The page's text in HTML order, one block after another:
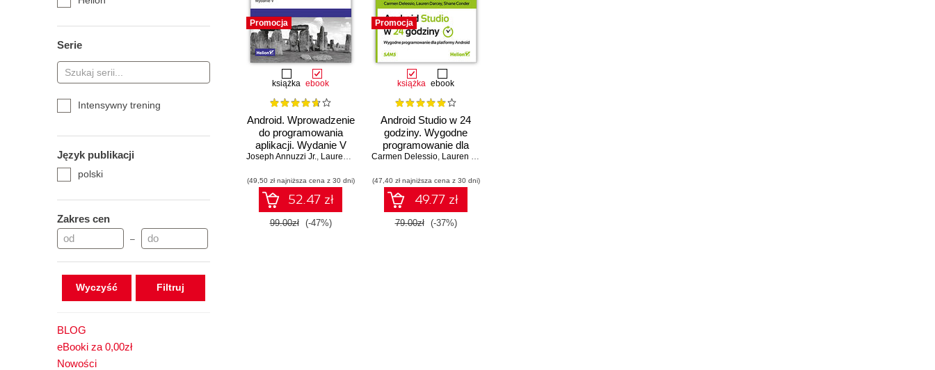
Serie
Intensywny trening
Język publikacji
polski
Zakres cen
–
Wyczyść
BLOG
eBooki za 0,00zł
Nowości
Promocja
książka ebook
Android. Wprowadzenie
do programowania
aplikacji. Wydanie V
Joseph Annuzzi Jr., Lauren Darcey ,Shane Conder
(49,50 zł najniższa cena z 30 dni)
52.47 zł
99.00zł (-47%)
Promocja
książka ebook
Android Studio w 24
godziny. Wygodne
programowanie dla
platformy Android.
Carmen Delessio, Lauren Darcey
(47,40 zł najniższa cena z 30 dni)
49.77 zł
79.00zł (-37%)